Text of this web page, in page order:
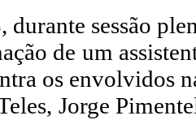
sessão
de um
os envolvidos
Jorge